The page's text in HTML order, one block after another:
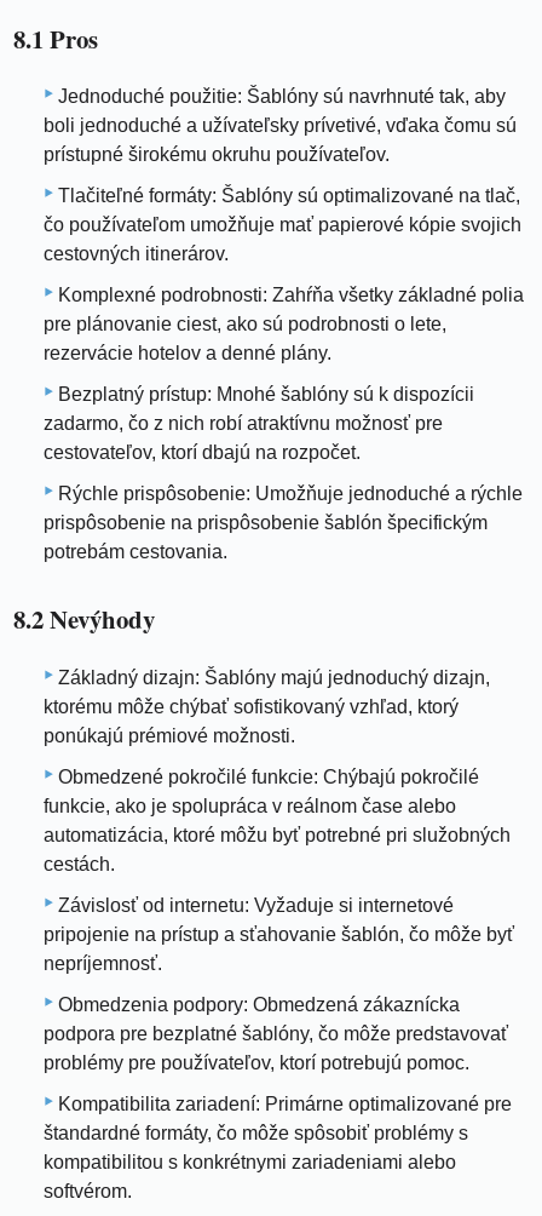
8.1 Pros
Jednoduché použitie: Šablóny sú navrhnuté tak, aby
boli jednoduché a užívateľsky prívetivé, vďaka čomu sú
prístupné širokému okruhu používateľov.
Tlačiteľné formáty: Šablóny sú optimalizované na tlač,
čo používateľom umožňuje mať papierové kópie svojich
cestovných itinerárov.
Komplexné podrobnosti: Zahŕňa všetky základné polia
pre plánovanie ciest, ako sú podrobnosti o lete,
rezervácie hotelov a denné plány.
Bezplatný prístup: Mnohé šablóny sú k dispozícii
zadarmo, čo z nich robí atraktívnu možnosť pre
cestovateľov, ktorí dbajú na rozpočet.
Rýchle prispôsobenie: Umožňuje jednoduché a rýchle
prispôsobenie na prispôsobenie šablón špecifickým
potrebám cestovania.
8.2 Nevýhody
Základný dizajn: Šablóny majú jednoduchý dizajn,
ktorému môže chýbať sofistikovaný vzhľad, ktorý
ponúkajú prémiové možnosti.
Obmedzené pokročilé funkcie: Chýbajú pokročilé
funkcie, ako je spolupráca v reálnom čase alebo
automatizácia, ktoré môžu byť potrebné pri služobných
cestách.
Závislosť od internetu: Vyžaduje si internetové
pripojenie na prístup a sťahovanie šablón, čo môže byť
nepríjemnosť.
Obmedzenia podpory: Obmedzená zákaznícka
podpora pre bezplatné šablóny, čo môže predstavovať
problémy pre používateľov, ktorí potrebujú pomoc.
Kompatibilita zariadení: Primárne optimalizované pre
štandardné formáty, čo môže spôsobiť problémy s
kompatibilitou s konkrétnymi zariadeniami alebo
softvérom.